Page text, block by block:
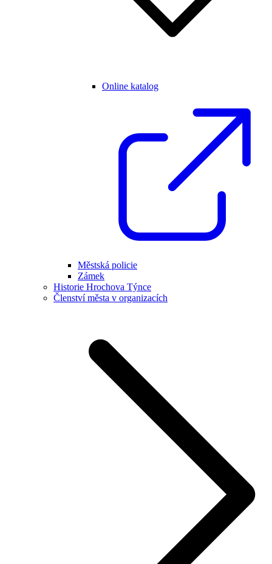
Online katalog
Městská policie
Zámek
Historie Hrochova Týnce
Členství města v organizacích